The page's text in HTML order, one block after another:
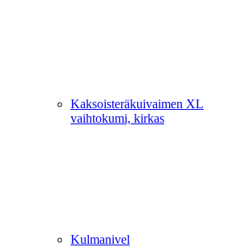
Kaksoisteräkuivaimen XL
vaihtokumi, kirkas
Kulmanivel